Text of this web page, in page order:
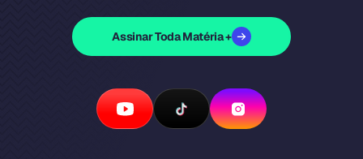
Assinar Toda Matéria +